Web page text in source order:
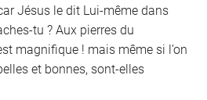
Jésus le dit Lui-même dans
tu ? Aux pierres du
magnifique ! mais même si l’on
et bonnes, sont-elles